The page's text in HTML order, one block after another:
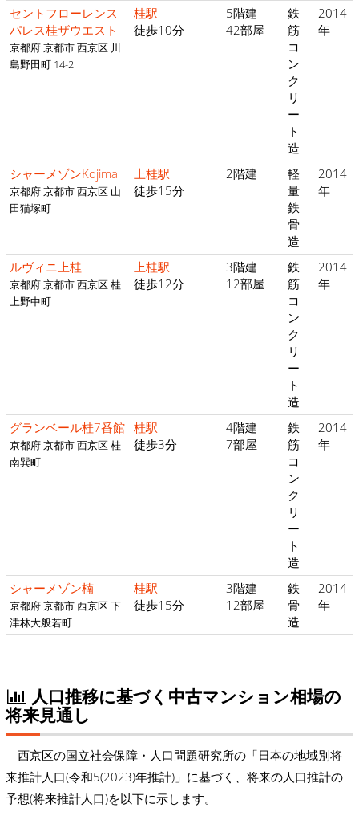
セントフローレンス
パレス桂ザウエスト
京都府 京都市 西京区 川
島野田町 14-2
桂駅
徒歩10分
5階建
42部屋
鉄
筋
コ
ン
ク
リ
ー
ト
造
2014
年
シャーメゾンKojima
京都府 京都市 西京区 山
田猫塚町
上桂駅
徒歩15分
2階建
軽
量
鉄
骨
造
2014
年
ルヴィニ上桂
京都府 京都市 西京区 桂
上野中町
上桂駅
徒歩12分
3階建
12部屋
鉄
筋
コ
ン
ク
リ
ー
ト
造
2014
年
グランベール桂7番館
京都府 京都市 西京区 桂
南巽町
桂駅
徒歩3分
4階建
7部屋
鉄
筋
コ
ン
ク
リ
ー
ト
造
2014
年
シャーメゾン楠
京都府 京都市 西京区 下
津林大般若町
桂駅
徒歩15分
3階建
12部屋
鉄
骨
造
2014
年
人口推移に基づく中古マンション相場の
将来見通し
西京区の国立社会保障・人口問題研究所の「日本の地域別将
来推計人口(令和5(2023)年推計)」に基づく、将来の人口推計の
予想(将来推計人口)を以下に示します。